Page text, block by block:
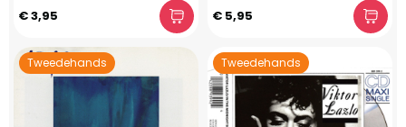
€ 3,95 € 5,95
Tweedehands Tweedehands